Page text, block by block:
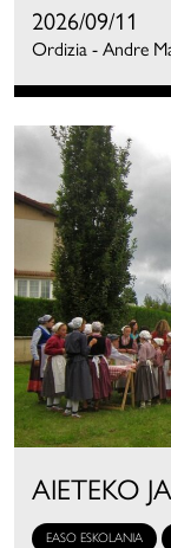
2026/09/11
Ordizia - Andre
AIETEKO
EASO ESKOLANIA